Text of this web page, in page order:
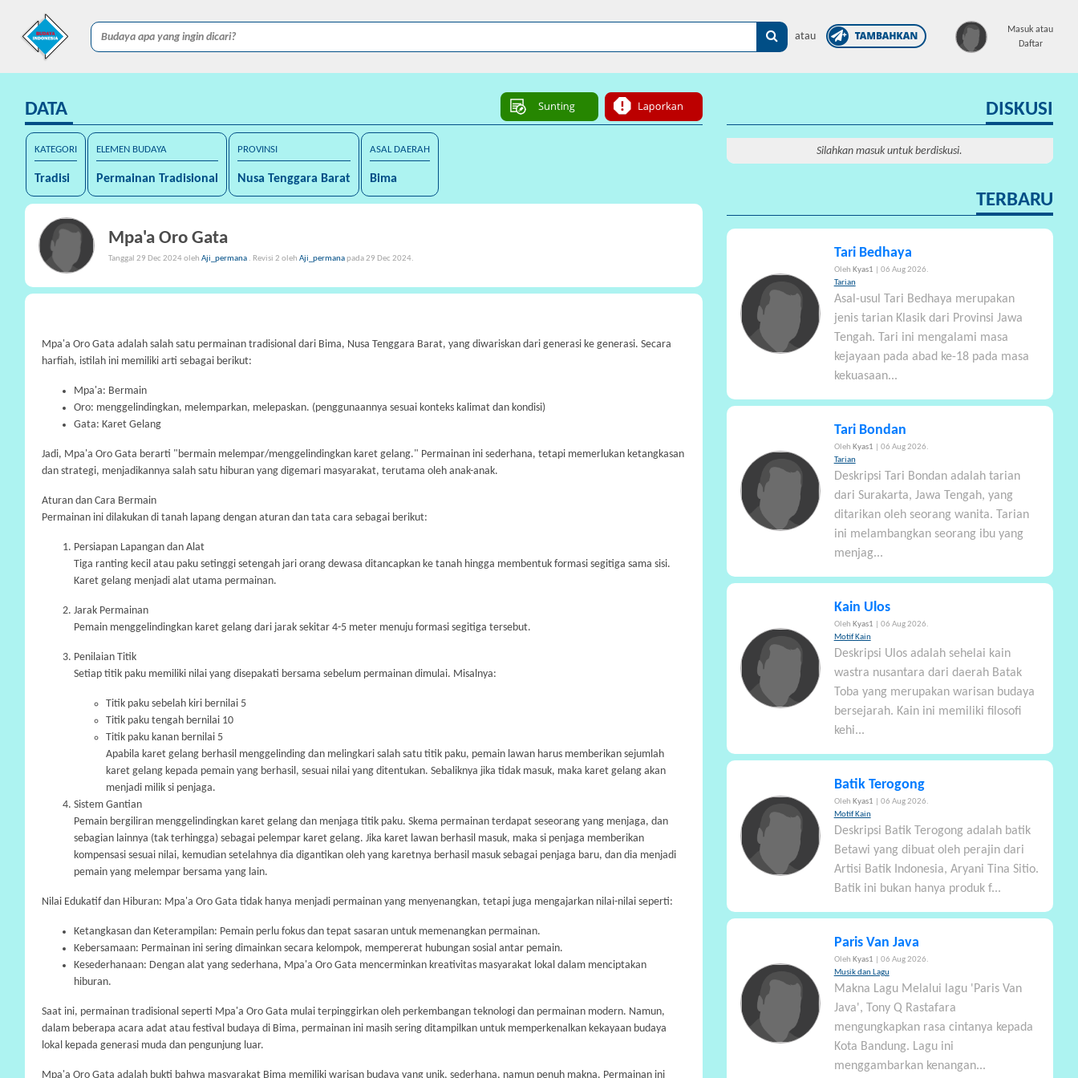
atau
Masuk atau
Daftar
×
DATA
KATEGORI
Tradisi
ELEMEN BUDAYA
Permainan Tradisional
PROVINSI
Nusa Tenggara Barat
ASAL DAERAH
Bima
Mpa'a Oro Gata
Tanggal 29 Dec 2024 oleh Aji_permana . Revisi 2 oleh Aji_permana pada 29 Dec 2024.
Mpa'a Oro Gata adalah salah satu permainan tradisional dari Bima, Nusa Tenggara Barat, yang diwariskan dari generasi ke generasi. Secara
harfiah, istilah ini memiliki arti sebagai berikut:
Mpa'a: Bermain
Oro: menggelindingkan, melemparkan, melepaskan. (penggunaannya sesuai konteks kalimat dan kondisi)
Gata: Karet Gelang
Jadi, Mpa'a Oro Gata berarti "bermain melempar/menggelindingkan karet gelang." Permainan ini sederhana, tetapi memerlukan ketangkasan
dan strategi, menjadikannya salah satu hiburan yang digemari masyarakat, terutama oleh anak-anak.
Aturan dan Cara Bermain
Permainan ini dilakukan di tanah lapang dengan aturan dan tata cara sebagai berikut:
Persiapan Lapangan dan Alat
Tiga ranting kecil atau paku setinggi setengah jari orang dewasa ditancapkan ke tanah hingga membentuk formasi segitiga sama sisi.
Karet gelang menjadi alat utama permainan.
Jarak Permainan
Pemain menggelindingkan karet gelang dari jarak sekitar 4-5 meter menuju formasi segitiga tersebut.
Penilaian Titik
Setiap titik paku memiliki nilai yang disepakati bersama sebelum permainan dimulai. Misalnya:
Titik paku sebelah kiri bernilai 5
Titik paku tengah bernilai 10
Titik paku kanan bernilai 5
Apabila karet gelang berhasil menggelinding dan melingkari salah satu titik paku, pemain lawan harus memberikan sejumlah
karet gelang kepada pemain yang berhasil, sesuai nilai yang ditentukan. Sebaliknya jika tidak masuk, maka karet gelang akan
menjadi milik si penjaga.
Sistem Gantian
Pemain bergiliran menggelindingkan karet gelang dan menjaga titik paku. Skema permainan terdapat seseorang yang menjaga, dan
sebagian lainnya (tak terhingga) sebagai pelempar karet gelang. Jika karet lawan berhasil masuk, maka si penjaga memberikan
kompensasi sesuai nilai, kemudian setelahnya dia digantikan oleh yang karetnya berhasil masuk sebagai penjaga baru, dan dia menjadi
pemain yang melempar bersama yang lain.
Nilai Edukatif dan Hiburan: Mpa'a Oro Gata tidak hanya menjadi permainan yang menyenangkan, tetapi juga mengajarkan nilai-nilai seperti:
Ketangkasan dan Keterampilan: Pemain perlu fokus dan tepat sasaran untuk memenangkan permainan.
Kebersamaan: Permainan ini sering dimainkan secara kelompok, mempererat hubungan sosial antar pemain.
Kesederhanaan: Dengan alat yang sederhana, Mpa'a Oro Gata mencerminkan kreativitas masyarakat lokal dalam menciptakan
hiburan.
Saat ini, permainan tradisional seperti Mpa'a Oro Gata mulai terpinggirkan oleh perkembangan teknologi dan permainan modern. Namun,
dalam beberapa acara adat atau festival budaya di Bima, permainan ini masih sering ditampilkan untuk memperkenalkan kekayaan budaya
lokal kepada generasi muda dan pengunjung luar.
Mpa'a Oro Gata adalah bukti bahwa masyarakat Bima memiliki warisan budaya yang unik, sederhana, namun penuh makna. Permainan ini
DISKUSI
Silahkan masuk untuk berdiskusi.
TERBARU
Tari Bedhaya
Oleh Kyas1
| 06 Aug 2026.
Tarian
Asal-usul Tari Bedhaya merupakan
jenis tarian Klasik dari Provinsi Jawa
Tengah. Tari ini mengalami masa
kejayaan pada abad ke-18 pada masa
kekuasaan...
Tari Bondan
Oleh Kyas1
| 06 Aug 2026.
Tarian
Deskripsi Tari Bondan adalah tarian
dari Surakarta, Jawa Tengah, yang
ditarikan oleh seorang wanita. Tarian
ini melambangkan seorang ibu yang
menjag...
Kain Ulos
Oleh Kyas1
| 06 Aug 2026.
Motif Kain
Deskripsi Ulos adalah sehelai kain
wastra nusantara dari daerah Batak
Toba yang merupakan warisan budaya
bersejarah. Kain ini memiliki filosofi
kehi...
Batik Terogong
Oleh Kyas1
| 06 Aug 2026.
Motif Kain
Deskripsi Batik Terogong adalah batik
Betawi yang dibuat oleh perajin dari
Artisi Batik Indonesia, Aryani Tina Sitio.
Batik ini bukan hanya produk f...
Paris Van Java
Oleh Kyas1
| 06 Aug 2026.
Musik dan Lagu
Makna Lagu Melalui lagu 'Paris Van
Java', Tony Q Rastafara
mengungkapkan rasa cintanya kepada
Kota Bandung. Lagu ini
menggambarkan kenangan...